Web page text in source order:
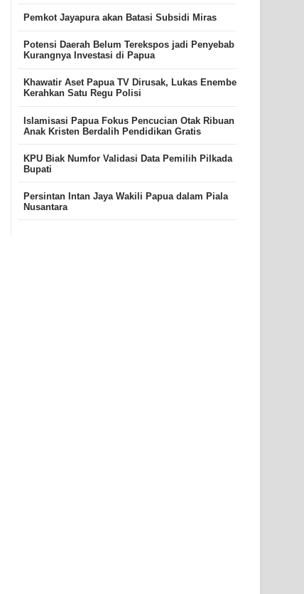
Pemkot Jayapura akan Batasi Subsidi Miras
Potensi Daerah Belum Terekspos jadi Penyebab
Kurangnya Investasi di Papua
Khawatir Aset Papua TV Dirusak, Lukas Enembe
Kerahkan Satu Regu Polisi
Islamisasi Papua Fokus Pencucian Otak Ribuan
Anak Kristen Berdalih Pendidikan Gratis
KPU Biak Numfor Validasi Data Pemilih Pilkada
Bupati
Persintan Intan Jaya Wakili Papua dalam Piala
Nusantara